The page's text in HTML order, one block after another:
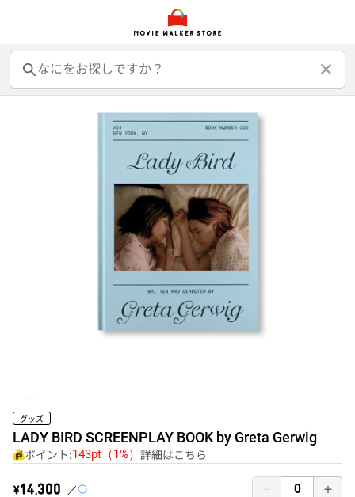
前売オンライン券 前売カード券 グッズ
グッズ
LADY BIRD SCREENPLAY BOOK by Greta Gerwig
ポイント:143pt（1%） 詳細はこちら
￥14,300